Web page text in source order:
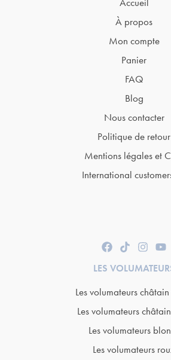
Accueil
À propos
Mon compte
Panier
FAQ
Blog
Nous contacter
Politique de retour
Mentions légales et
International
LES
Les volumateurs
Les volumateurs
Les volumateurs
Les volumateurs